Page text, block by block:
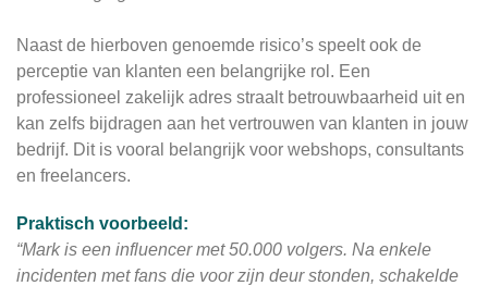
Naast de hierboven genoemde risico’s speelt ook de
perceptie van klanten een belangrijke rol. Een
professioneel zakelijk adres straalt betrouwbaarheid uit en
kan zelfs bijdragen aan het vertrouwen van klanten in jouw
bedrijf. Dit is vooral belangrijk voor webshops, consultants
en freelancers.
Praktisch voorbeeld:
“Mark is een influencer met 50.000 volgers. Na enkele
incidenten met fans die voor zijn deur stonden, schakelde